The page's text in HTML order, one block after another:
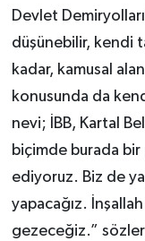
Devlet
düşünebilir, kendi
kadar, kamusal
konusunda da
nevi; İBB, Kartal
biçimde burada bir
ediyoruz. Biz de
yapacağız.
gezeceğiz.”